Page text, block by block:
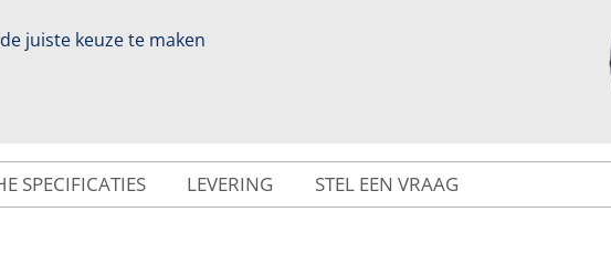
juiste keuze te maken
SPECIFICATIES LEVERING STEL EEN VRAAG